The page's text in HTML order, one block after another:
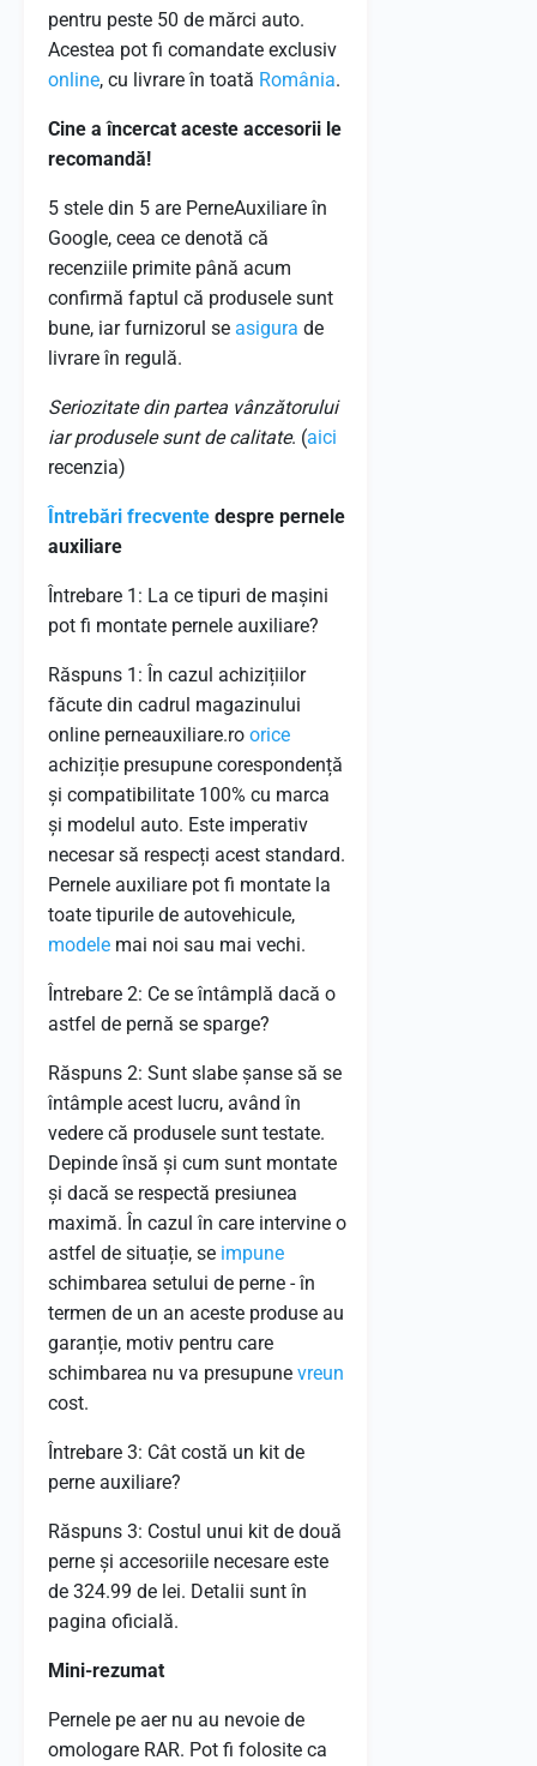
pentru peste 50 de mărci auto.
Acestea pot fi comandate exclusiv
online, cu livrare în toată România.
Cine a încercat aceste accesorii le
recomandă!
5 stele din 5 are PerneAuxiliare în
Google, ceea ce denotă că
recenziile primite până acum
confirmă faptul că produsele sunt
bune, iar furnizorul se asigura de
livrare în regulă.
Seriozitate din partea vânzătorului
iar produsele sunt de calitate. (aici
recenzia)
Întrebări frecvente despre pernele
auxiliare
Întrebare 1: La ce tipuri de mașini
pot fi montate pernele auxiliare?
Răspuns 1: În cazul achizițiilor
făcute din cadrul magazinului
online perneauxiliare.ro orice
achiziție presupune corespondență
și compatibilitate 100% cu marca
și modelul auto. Este imperativ
necesar să respecți acest standard.
Pernele auxiliare pot fi montate la
toate tipurile de autovehicule,
modele mai noi sau mai vechi.
Întrebare 2: Ce se întâmplă dacă o
astfel de pernă se sparge?
Răspuns 2: Sunt slabe șanse să se
întâmple acest lucru, având în
vedere că produsele sunt testate.
Depinde însă și cum sunt montate
și dacă se respectă presiunea
maximă. În cazul în care intervine o
astfel de situație, se impune
schimbarea setului de perne - în
termen de un an aceste produse au
garanție, motiv pentru care
schimbarea nu va presupune vreun
cost.
Întrebare 3: Cât costă un kit de
perne auxiliare?
Răspuns 3: Costul unui kit de două
perne și accesoriile necesare este
de 324.99 de lei. Detalii sunt în
pagina oficială.
Mini-rezumat
Pernele pe aer nu au nevoie de
omologare RAR. Pot fi folosite ca